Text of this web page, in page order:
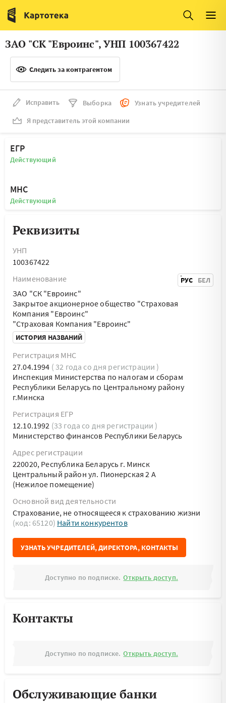
Италия
Люксембург
Литва
Нидерланды
ЗАО "СК "Евроинс", УНП 100367422
Следить за контрагентом
Исправить Выборка
Узнать учредителей
Я представитель этой компании
ЕГР
Действующий
МНС
Действующий
Реквизиты
УНП
100367422
Наименование
РУС БЕЛ
ЗАО "СК "Евроинс"
Закрытое акционерное общество "Страховая
Компания "Евроинс"
"Страховая Компания "Евроинс"
ИСТОРИЯ НАЗВАНИЙ
Регистрация МНС
27.04.1994 ( 32 года со дня регистрации )
Инспекция Министерства по налогам и сборам
Республики Беларусь по Центральному району
г.Минска
Регистрация ЕГР
12.10.1992 (33 года со дня регистрации )
Министерство финансов Республики Беларусь
Адрес регистрации
220020, Республика Беларусь г. Минск
Центральный район ул. Пионерская 2 А
(Нежилое помещение)
Основной вид деятельности
Страхование, не относящееся к страхованию жизни
(код: 65120) Найти конкурентов
УЗНАТЬ УЧРЕДИТЕЛЕЙ, ДИРЕКТОРА, КОНТАКТЫ
Доступно по подписке. Открыть доступ.
Контакты
Доступно по подписке. Открыть доступ.
Обслуживающие банки